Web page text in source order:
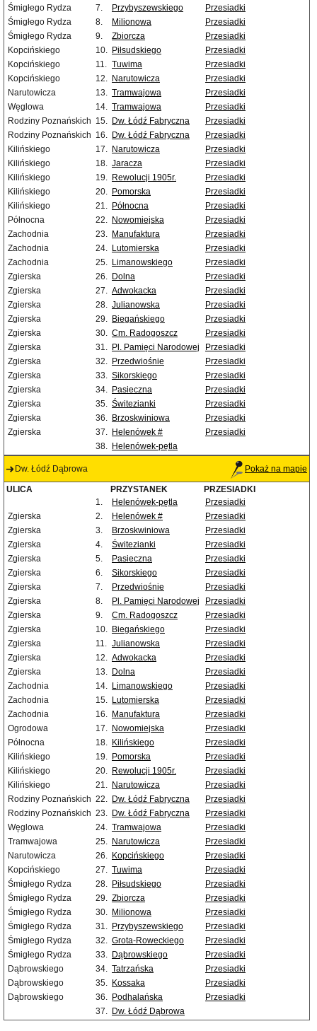
Śmigłego Rydza
7. Przybyszewskiego
Przesiadki
Śmigłego Rydza
8. Milionowa
Przesiadki
Śmigłego Rydza
9. Zbiorcza
Przesiadki
Kopcińskiego
10. Piłsudskiego
Przesiadki
Kopcińskiego
11. Tuwima
Przesiadki
Kopcińskiego
12. Narutowicza
Przesiadki
Narutowicza
13. Tramwajowa
Przesiadki
Węglowa
14. Tramwajowa
Przesiadki
Rodziny Poznańskich 15. Dw. Łódź Fabryczna
Przesiadki
Rodziny Poznańskich 16. Dw. Łódź Fabryczna
Przesiadki
Kilińskiego
17. Narutowicza
Przesiadki
Kilińskiego
18. Jaracza
Przesiadki
Kilińskiego
19. Rewolucji 1905r.
Przesiadki
Kilińskiego
20. Pomorska
Przesiadki
Kilińskiego
21. Północna
Przesiadki
Północna
22. Nowomiejska
Przesiadki
Zachodnia
23. Manufaktura
Przesiadki
Zachodnia
24. Lutomierska
Przesiadki
Zachodnia
25. Limanowskiego
Przesiadki
Zgierska
26. Dolna
Przesiadki
Zgierska
27. Adwokacka
Przesiadki
Zgierska
28. Julianowska
Przesiadki
Zgierska
29. Biegańskiego
Przesiadki
Zgierska
30. Cm. Radogoszcz
Przesiadki
Zgierska
31. Pl. Pamięci Narodowej
Przesiadki
Zgierska
32. Przedwiośnie
Przesiadki
Zgierska
33. Sikorskiego
Przesiadki
Zgierska
34. Pasieczna
Przesiadki
Zgierska
35. Świtezianki
Przesiadki
Zgierska
36. Brzoskwiniowa
Przesiadki
Zgierska
37. Helenówek #
Przesiadki
38. Helenówek-pętla
Dw. Łódź Dąbrowa Pokaż na mapie
ULICA PRZYSTANEK
PRZESIADKI
1.
Helenówek-pętla
Przesiadki
Zgierska
2. Helenówek #
Przesiadki
Zgierska
3. Brzoskwiniowa
Przesiadki
Zgierska
4. Świtezianki
Przesiadki
Zgierska
5. Pasieczna
Przesiadki
Zgierska
6. Sikorskiego
Przesiadki
Zgierska
7. Przedwiośnie
Przesiadki
Zgierska
8. Pl. Pamięci Narodowej
Przesiadki
Zgierska
9. Cm. Radogoszcz
Przesiadki
Zgierska
10. Biegańskiego
Przesiadki
Zgierska
11. Julianowska
Przesiadki
Zgierska
12. Adwokacka
Przesiadki
Zgierska
13. Dolna
Przesiadki
Zachodnia
14. Limanowskiego
Przesiadki
Zachodnia
15. Lutomierska
Przesiadki
Zachodnia
16. Manufaktura
Przesiadki
Ogrodowa
17. Nowomiejska
Przesiadki
Północna
18. Kilińskiego
Przesiadki
Kilińskiego
19. Pomorska
Przesiadki
Kilińskiego
20. Rewolucji 1905r.
Przesiadki
Kilińskiego
21. Narutowicza
Przesiadki
Rodziny Poznańskich 22. Dw. Łódź Fabryczna
Przesiadki
Rodziny Poznańskich 23. Dw. Łódź Fabryczna
Przesiadki
Węglowa
24. Tramwajowa
Przesiadki
Tramwajowa
25. Narutowicza
Przesiadki
Narutowicza
26. Kopcińskiego
Przesiadki
Kopcińskiego
27. Tuwima
Przesiadki
Śmigłego Rydza
28. Piłsudskiego
Przesiadki
Śmigłego Rydza
29. Zbiorcza
Przesiadki
Śmigłego Rydza
30. Milionowa
Przesiadki
Śmigłego Rydza
31. Przybyszewskiego
Przesiadki
Śmigłego Rydza
32. Grota-Roweckiego
Przesiadki
Śmigłego Rydza
33. Dąbrowskiego
Przesiadki
Dąbrowskiego
34. Tatrzańska
Przesiadki
Dąbrowskiego
35. Kossaka
Przesiadki
Dąbrowskiego
36. Podhalańska
Przesiadki
37. Dw. Łódź Dąbrowa